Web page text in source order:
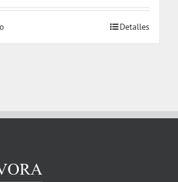
Detalles